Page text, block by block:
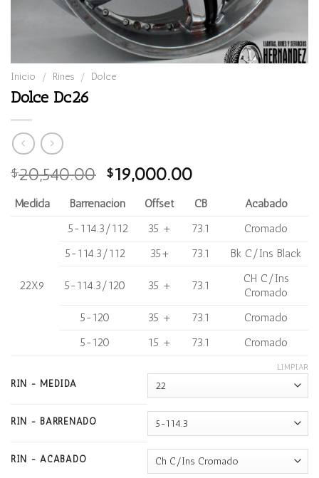
Inicio / Rines / Dolce
Dolce Dc26
$20,540.00 Original
was:
$20,540.00.
$19,000.00
is:
$19,000.00.
Medida Barrenación Offset CB Acabado
22X9
5-114.3/112 35 + 73.1
Cromado
5-114.3/112
35+ 73.1 Bk C/Ins Black
5-114.3/120 35 + 73.1
CH C/Ins
Cromado
5-120
35 + 73.1
Cromado
5-120
15 + 73.1 Cromado
RIN - MEDIDA
RIN - BARRENADO
RIN - ACABADO
LIMPIAR